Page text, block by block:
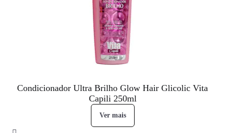
Condicionador Ultra Brilho Glow Hair Glicolic Vita
Capili 250ml
Ver mais